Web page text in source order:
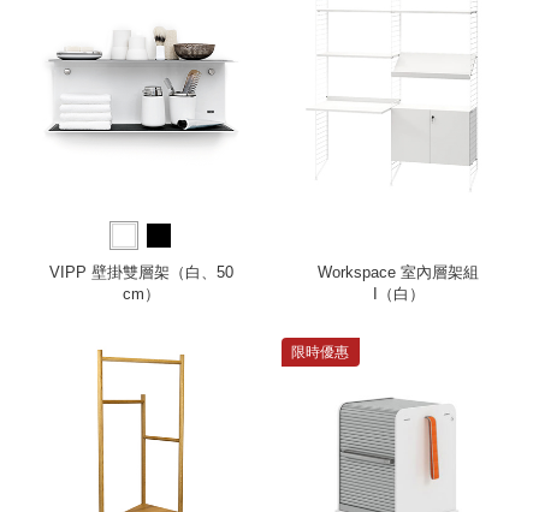
VIPP 壁掛雙層架（白、50
cm）
Workspace 室內層架組
I（白）
限時優惠